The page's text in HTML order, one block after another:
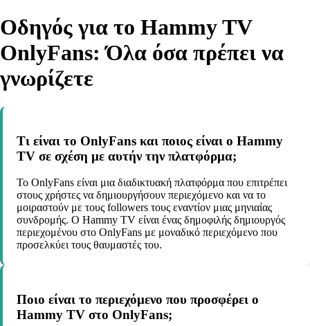
Οδηγός για το Hammy TV
OnlyFans: Όλα όσα πρέπει να
γνωρίζετε
Τι είναι το OnlyFans και ποιος είναι ο Hammy
TV σε σχέση με αυτήν την πλατφόρμα;
Το OnlyFans είναι μια διαδικτυακή πλατφόρμα που επιτρέπει
στους χρήστες να δημιουργήσουν περιεχόμενο και να το
μοιραστούν με τους followers τους εναντίον μιας μηνιαίας
συνδρομής. Ο Hammy TV είναι ένας δημοφιλής δημιουργός
περιεχομένου στο OnlyFans με μοναδικό περιεχόμενο που
προσελκύει τους θαυμαστές του.
Ποιο είναι το περιεχόμενο που προσφέρει ο
Hammy TV στο OnlyFans;